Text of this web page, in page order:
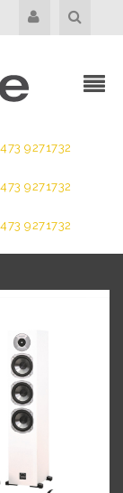
9271732
9271732
9271732